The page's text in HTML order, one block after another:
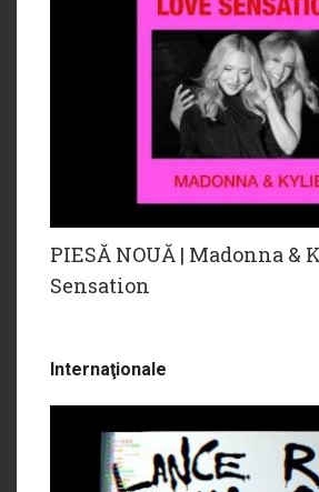
PIESĂ NOUĂ | Madonna &
Sensation
Internaţionale